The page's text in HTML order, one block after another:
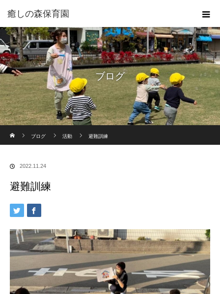
癒しの森保育園
ブログ
ブログ
活動 避難訓練
2022.11.24
避難訓練